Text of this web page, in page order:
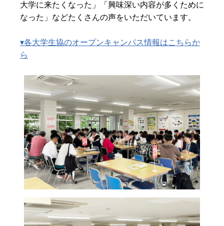
大学に来たくなった」「興味深い内容が多くために
なった」などたくさんの声をいただいています。
▾各大学生協のオープンキャンパス情報はこちらか
ら